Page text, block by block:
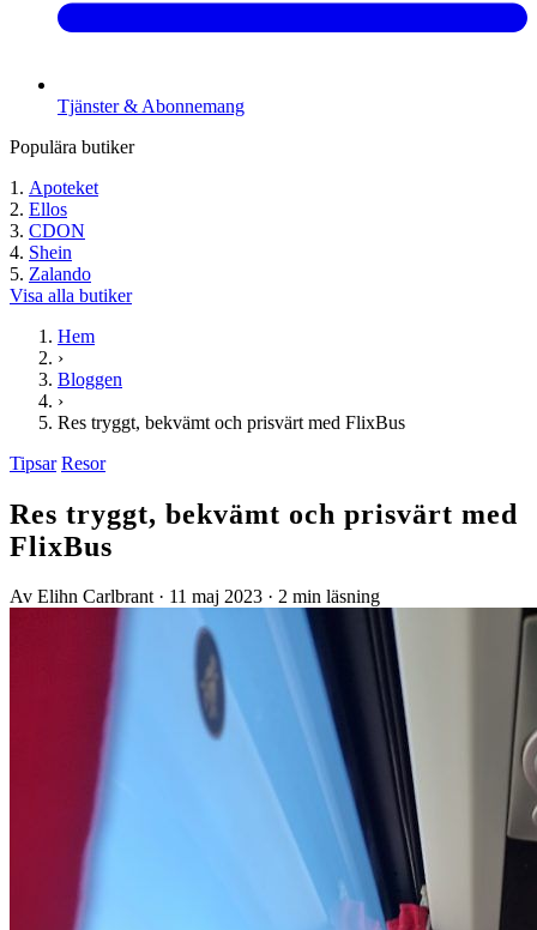
Tjänster & Abonnemang
Populära butiker
Apoteket
Ellos
CDON
Shein
Zalando
Visa alla butiker
Hem
›
Bloggen
›
Res tryggt, bekvämt och prisvärt med FlixBus
Tipsar Resor
Res tryggt, bekvämt och prisvärt med
FlixBus
Av Elihn Carlbrant · 11 maj 2023 · 2 min läsning